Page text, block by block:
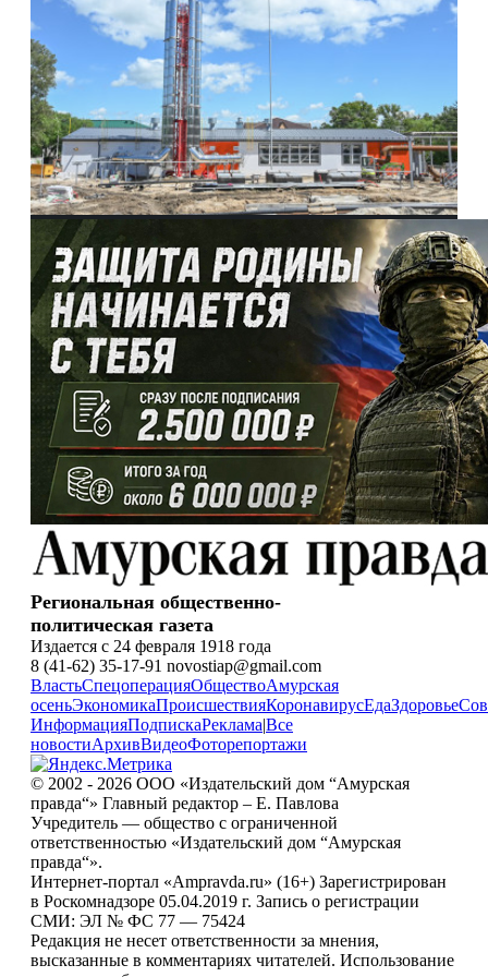
Региональная общественно-
политическая газета
Издается с 24 февраля 1918 года
8 (41-62) 35-17-91 novostiap@gmail.com
ВластьСпецоперацияОбществоАмурская
осеньЭкономикаПроисшествияКоронавирусЕдаЗдоровье
ИнформацияПодпискаРеклама|Все
новостиАрхивВидеоФоторепортажи
© 2002 - 2026 ООО «Издательский дом “Амурская
правда“» Главный редактор – Е. Павлова
Учредитель — общество с ограниченной
ответственностью «Издательский дом “Амурская
правда“».
Интернет-портал «Ampravda.ru» (16+) Зарегистрирован
в Роскомнадзоре 05.04.2019 г. Запись о регистрации
СМИ: ЭЛ № ФС 77 — 75424
Редакция не несет ответственности за мнения,
высказанные в комментариях читателей. Использование